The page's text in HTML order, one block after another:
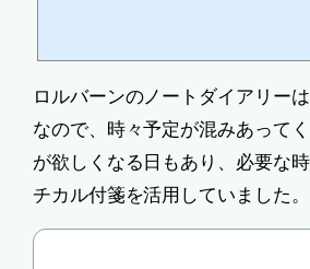
ロルバーンのノートダイアリー
なので、時々予定が混みあって
が欲しくなる日もあり、必要な
チカル付箋を活用していました。